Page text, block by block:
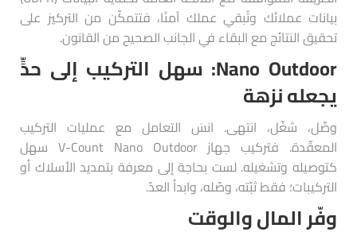
بيانات عملائك وتُبقي عملك آمنًا، فتتمكّن من التركيز على
تحقيق النتائج مع البقاء في الجانب الصحيح من القانون.
Nano Outdoor: سهل التركيب إلى حدٍّ
يجعله نزهة
وصِّل، شغّل، انتهى. انسَ التعامل مع عمليات التركيب
المعقّدة. فتركيب جهاز V-Count Nano Outdoor سهل
كتوصيله وتشغيله. لست بحاجة إلى معرفة بتمديد الأسلاك أو
التركيبات؛ فقط ثبّته، وصّله، وابدأ العدّ.
وفّر المال والوقت